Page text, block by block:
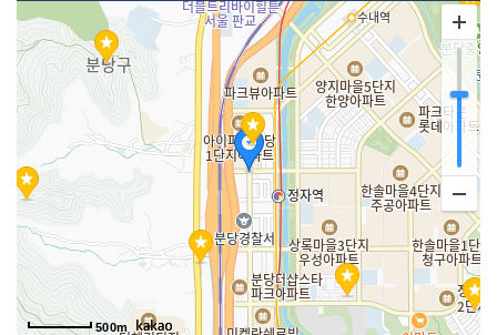
이용시간 상시 개방
500m